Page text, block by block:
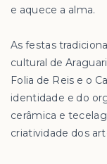
e aquece a alma.
As festas
cultural de
Folia de Reis e o
identidade e do
cerâmica e
criatividade dos